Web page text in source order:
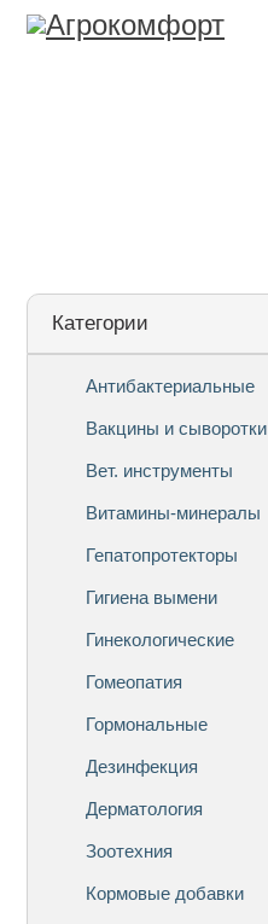
Категории
Антибактериальные
Вакцины и сыворотки
Вет. инструменты
Витамины-минералы
Гепатопротекторы
Гигиена вымени
Гинекологические
Гомеопатия
Гормональные
Дезинфекция
Дерматология
Зоотехния
Кормовые добавки